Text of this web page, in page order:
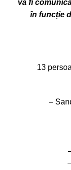
va fi
în funcție
13
–